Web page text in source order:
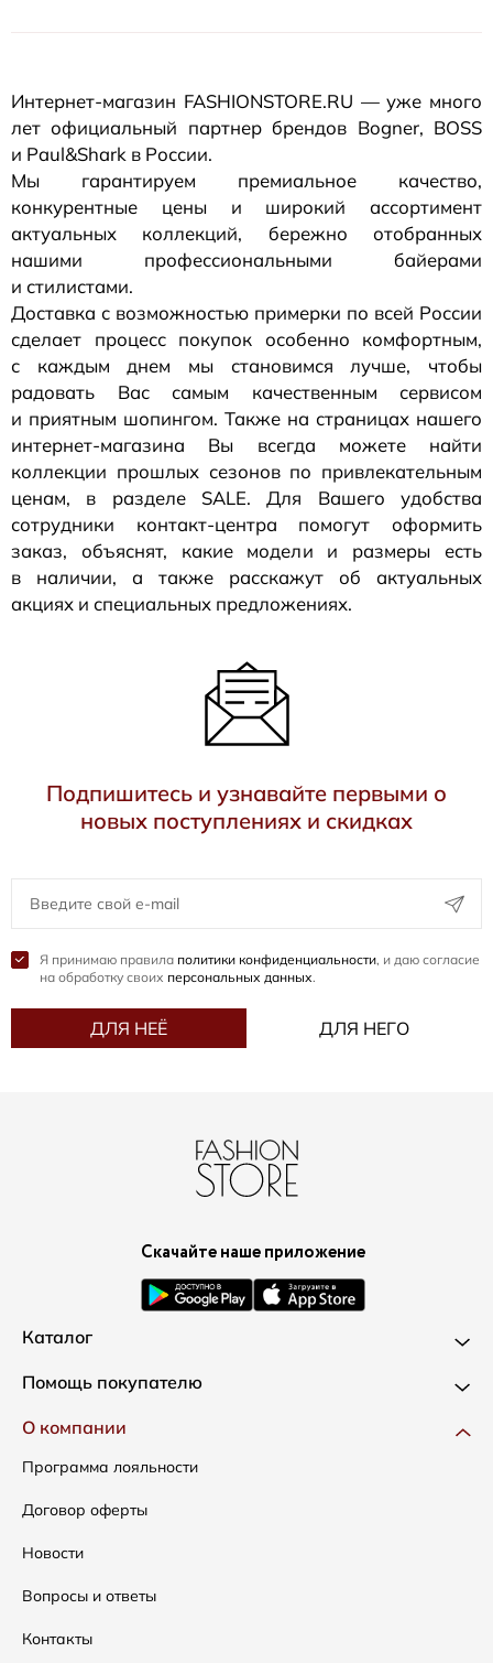
Интернет-магазин FASHIONSTORE.RU — уже много
лет официальный партнер брендов Bogner, BOSS
и Paul&Shark в России.
Мы гарантируем премиальное качество,
конкурентные цены и широкий ассортимент
актуальных коллекций, бережно отобранных
нашими профессиональными байерами
и стилистами.
Доставка с возможностью примерки по всей России
сделает процесс покупок особенно комфортным,
с каждым днем мы становимся лучше, чтобы
радовать Вас самым качественным сервисом
и приятным шопингом. Также на страницах нашего
интернет-магазина Вы всегда можете найти
коллекции прошлых сезонов по привлекательным
ценам, в разделе SALE. Для Вашего удобства
сотрудники контакт-центра помогут оформить
заказ, объяснят, какие модели и размеры есть
в наличии, а также расскажут об актуальных
акциях и специальных предложениях.
Подпишитесь и узнавайте первыми о
новых поступлениях и скидках
Я принимаю правила политики конфиденциальности, и даю согласие
на обработку своих персональных данных.
ДЛЯ НЕЁ ДЛЯ НЕГО
Скачайте наше приложение
Каталог
Новинки
Одежда
Сумки
Аксессуары
Распродажа
Подарочные сертификаты
Помощь покупателю
Доставка и оплата
Как оформить заказ
Условия возвратов
Таблица размеров
Уход за одеждой
О компании
Программа лояльности
Договор оферты
Новости
Вопросы и ответы
Контакты